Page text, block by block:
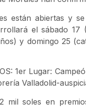
están abiertas y
el sábado 17
y domingo 25
1er Lugar:
Valladolid-
mil soles en